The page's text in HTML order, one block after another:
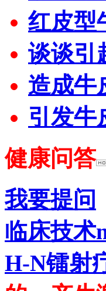
红皮型
谈谈引
造成牛
引发牛
健康问答
我要提问
临床技术
H-N镭射